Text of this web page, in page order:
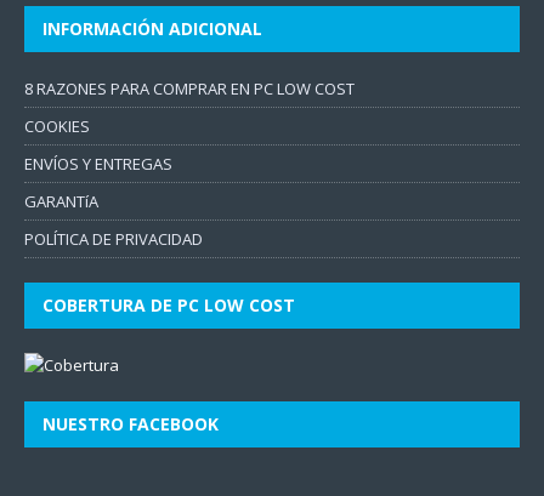
INFORMACIÓN ADICIONAL
8 RAZONES PARA COMPRAR EN PC LOW COST
COOKIES
ENVÍOS Y ENTREGAS
GARANTíA
POLÍTICA DE PRIVACIDAD
COBERTURA DE PC LOW COST
NUESTRO FACEBOOK